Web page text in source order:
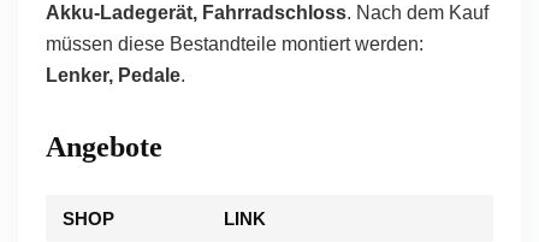
Akku-Ladegerät, Fahrradschloss. Nach dem Kauf
müssen diese Bestandteile montiert werden:
Lenker, Pedale.
Angebote
SHOP LINK